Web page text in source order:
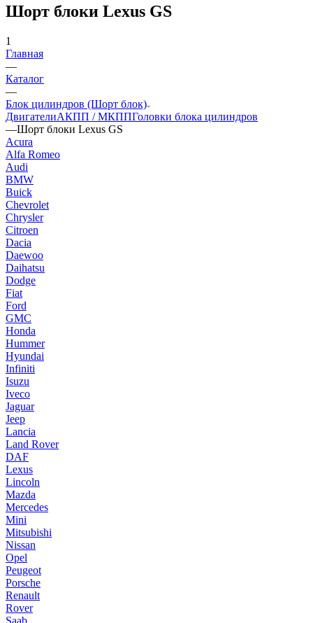
Шорт блоки Lexus GS
1
Главная
—
Каталог
—
Блок цилиндров (Шорт блок)
ДвигателиАКПП / МКППГоловки блока цилиндров
—Шорт блоки Lexus GS
Acura
Alfa Romeo
Audi
BMW
Buick
Chevrolet
Chrysler
Citroen
Dacia
Daewoo
Daihatsu
Dodge
Fiat
Ford
GMC
Honda
Hummer
Hyundai
Infiniti
Isuzu
Iveco
Jaguar
Jeep
Lancia
Land Rover
DAF
Lexus
Lincoln
Mazda
Mercedes
Mini
Mitsubishi
Nissan
Opel
Peugeot
Porsche
Renault
Rover
Saab